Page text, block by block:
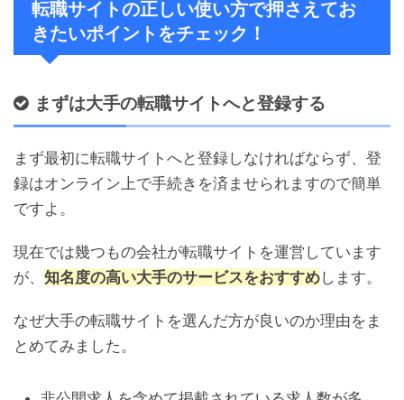
転職サイトの正しい使い方で押さえてお
きたいポイントをチェック！
まずは大手の転職サイトへと登録する
まず最初に転職サイトへと登録しなければならず、登
録はオンライン上で手続きを済ませられますので簡単
ですよ。
現在では幾つもの会社が転職サイトを運営しています
が、 知名度の高い大手のサービスをおすすめします。
なぜ大手の転職サイトを選んだ方が良いのか理由をま
とめてみました。